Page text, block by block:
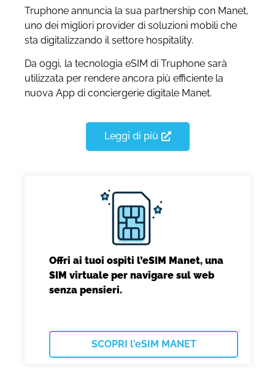
Truphone annuncia la sua partnership con Manet,
uno dei migliori provider di soluzioni mobili che
sta digitalizzando il settore hospitality.
Da oggi, la tecnologia eSIM di Truphone sarà
utilizzata per rendere ancora più efficiente la
nuova App di conciergerie digitale Manet.
Leggi di più
Offri ai tuoi ospiti l’eSIM Manet, una
SIM virtuale per navigare sul web
senza pensieri.
SCOPRI l'eSIM MANET